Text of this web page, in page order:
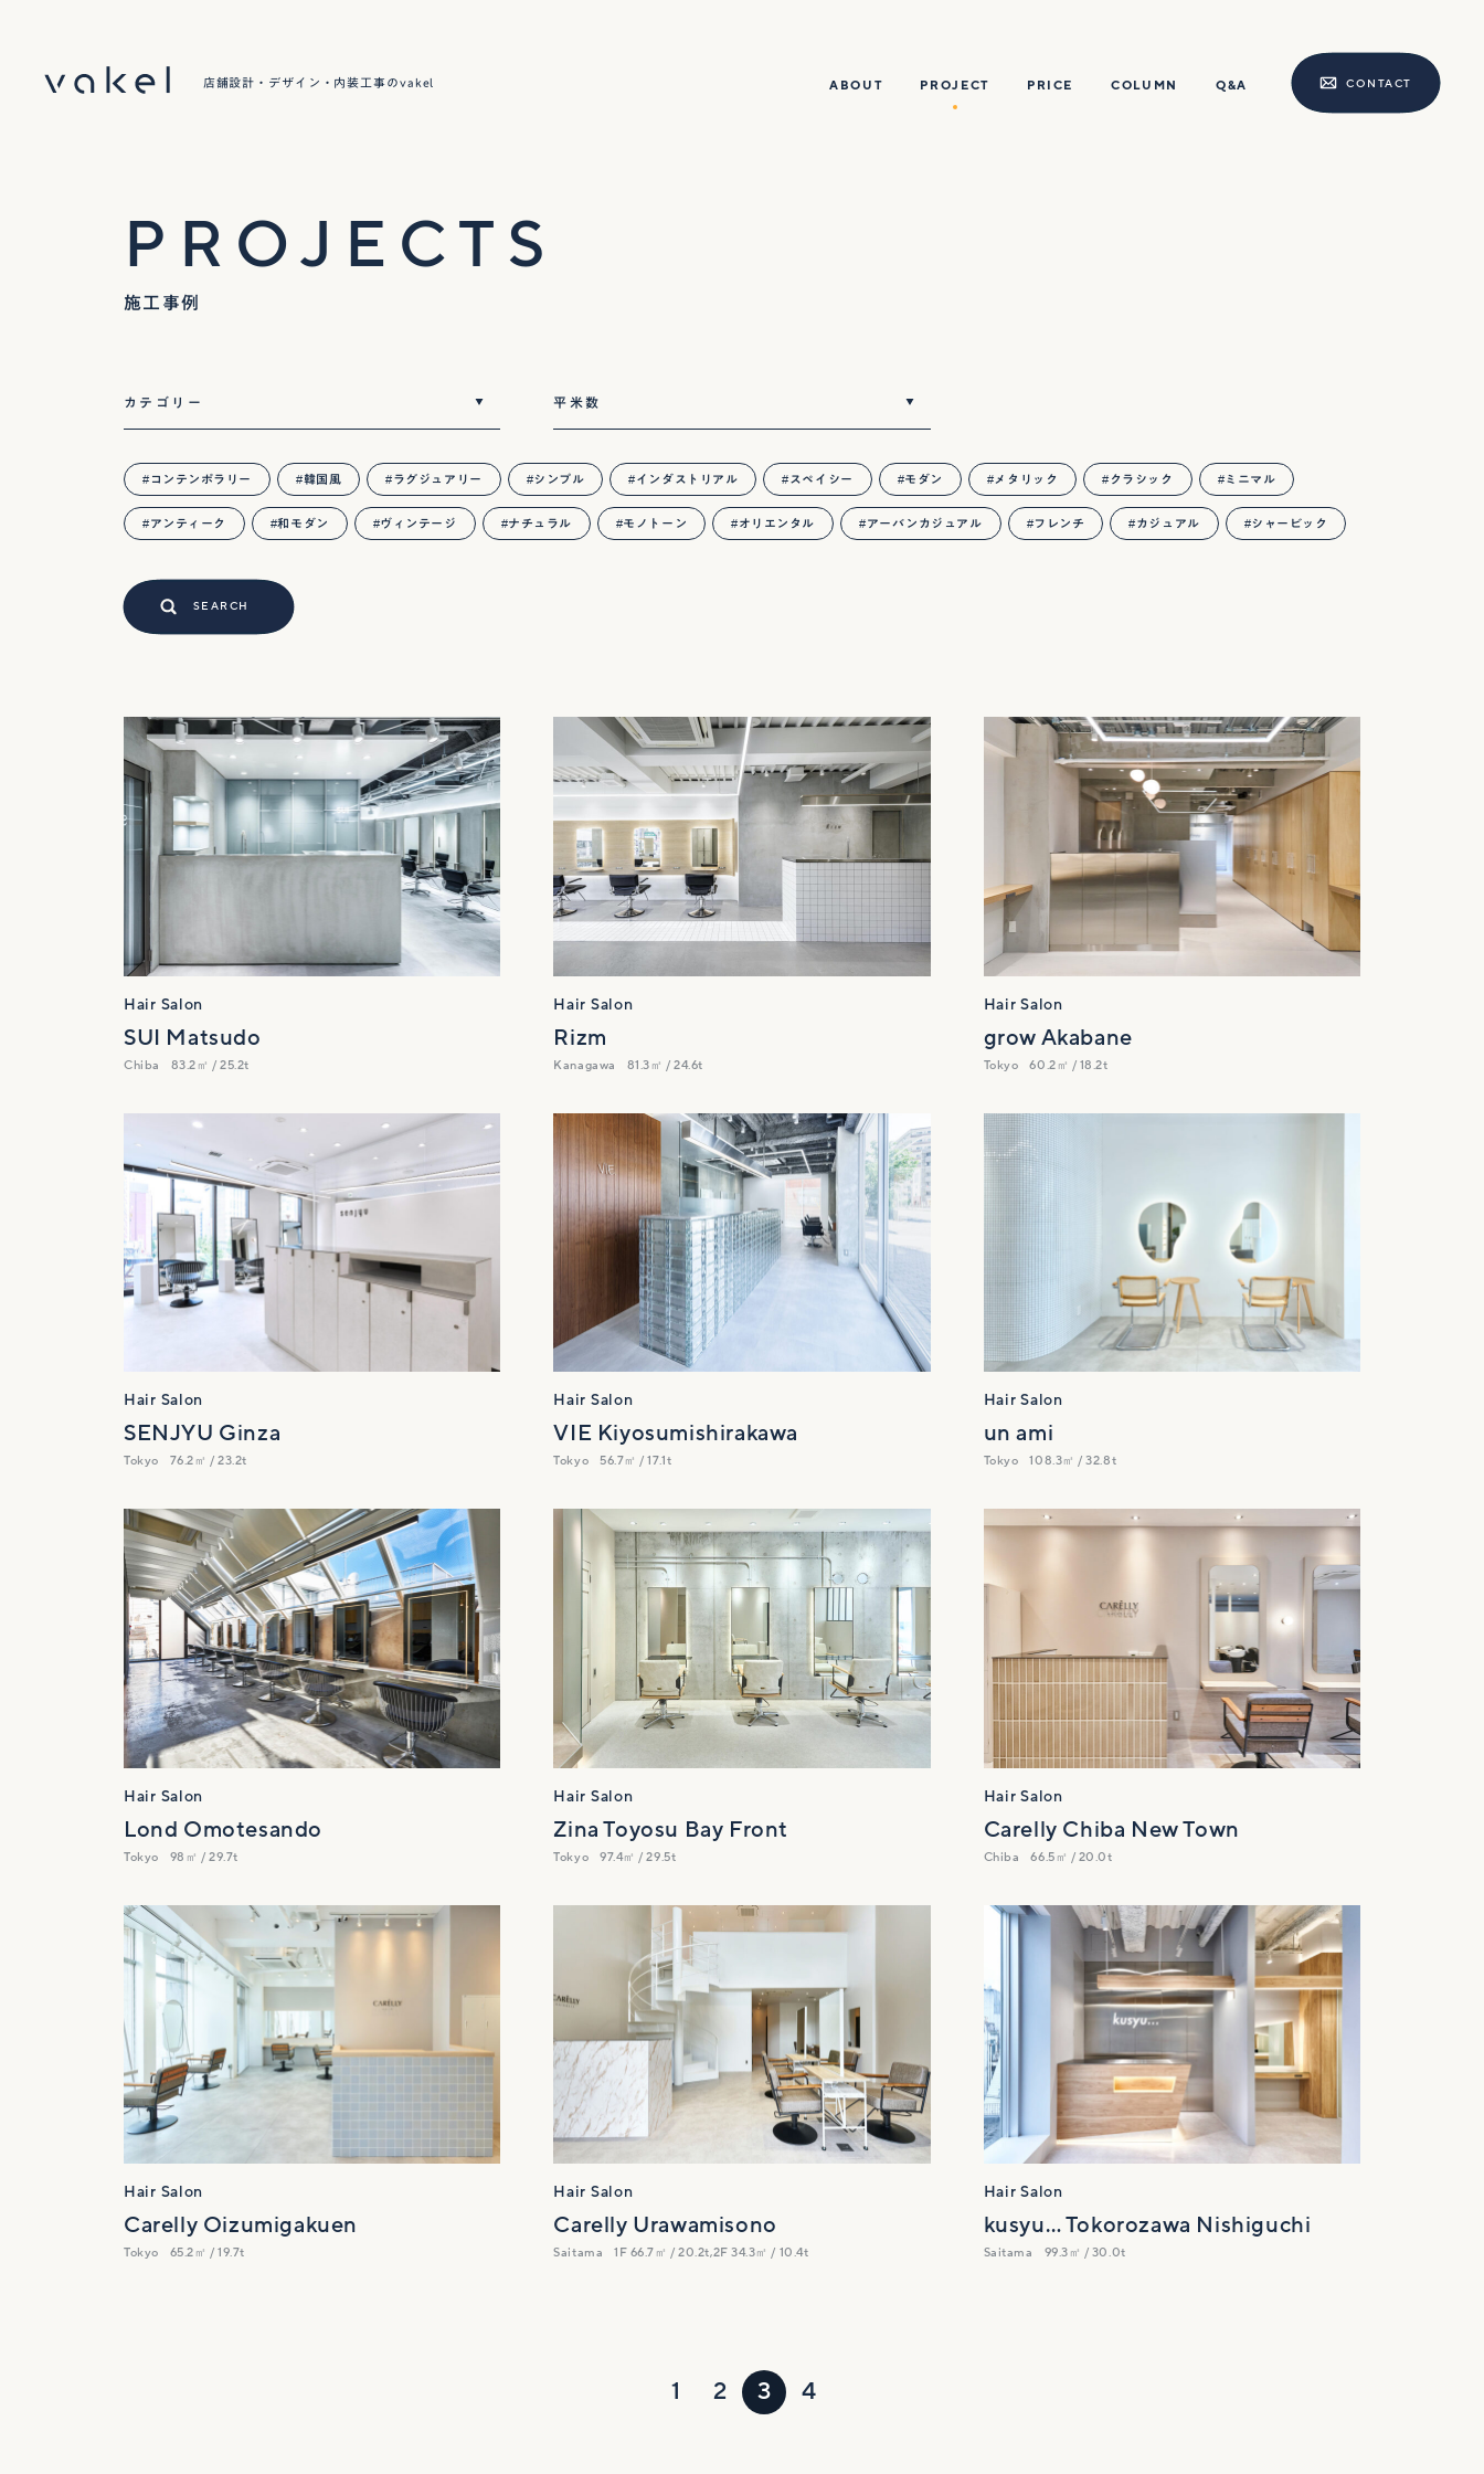
店舗設計・デザイン・内装工事のvakel ABOUT PROJECT PRICE COLUMN Q&A CONTACT
PROJECTS
施工事例
コンテンポラリー 韓国風 ラグジュアリー シンプル インダストリアル スペイシー モダン メタリック クラシック ミニマル
アンティーク 和モダン ヴィンテージ ナチュラル モノトーン オリエンタル アーバンカジュアル フレンチ カジュアル シャービック
SEARCH
Hair Salon
SUI Matsudo
Chiba 83.2㎡ / 25.2t
Hair Salon
Rizm
Kanagawa 81.3㎡ / 24.6t
Hair Salon
grow Akabane
Tokyo 60.2㎡ / 18.2t
Hair Salon
SENJYU Ginza
Tokyo 76.2㎡ / 23.2t
Hair Salon
VIE Kiyosumishirakawa
Tokyo 56.7㎡ / 17.1t
Hair Salon
un ami
Tokyo 108.3㎡ / 32.8t
Hair Salon
Lond Omotesando
Tokyo 98㎡ / 29.7t
Hair Salon
Zina Toyosu Bay Front
Tokyo 97.4㎡ / 29.5t
Hair Salon
Carelly Chiba New Town
Chiba 66.5㎡ / 20.0t
Hair Salon
Carelly Oizumigakuen
Tokyo 65.2㎡ / 19.7t
Hair Salon
Carelly Urawamisono
Saitama 1F 66.7㎡ / 20.2t,2F 34.3㎡ / 10.4t
Hair Salon
kusyu… Tokorozawa Nishiguchi
Saitama 99.3㎡ / 30.0t
1 2 3 4